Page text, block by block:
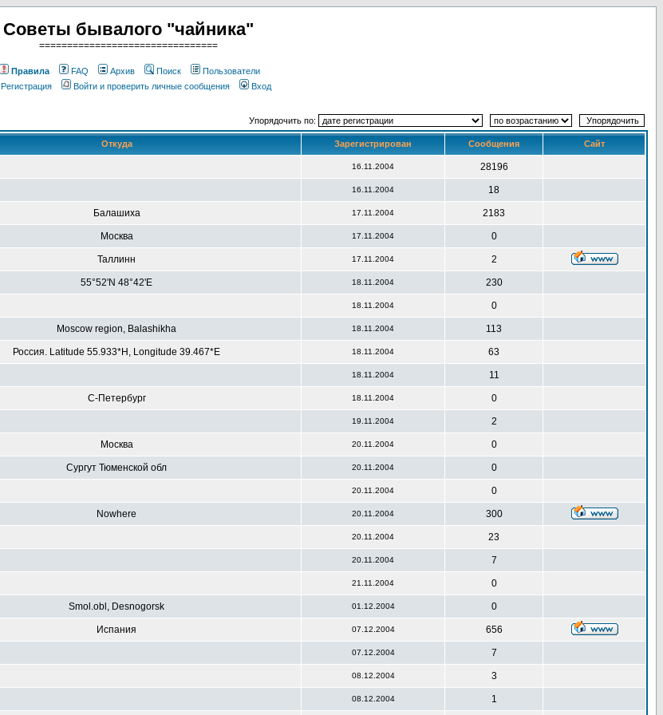
Советы бывалого "чайника"
================================
Правила FAQ Архив Поиск
Пользователи
Регистрация
Войти и проверить личные сообщения Вход
Упорядочить по:
Откуда Зарегистрирован Сообщения Сайт
16.11.2004 28196
16.11.2004 18
Балашиха 17.11.2004 2183
Москва 17.11.2004 0
Таллинн 17.11.2004 2
55°52'N 48°42'E 18.11.2004 230
18.11.2004 0
Moscow region, Balashikha 18.11.2004 113
Россия. Latitude 55.933*H, Longitude 39.467*E 18.11.2004 63
18.11.2004 11
С-Петербург 18.11.2004 0
19.11.2004 2
Москва 20.11.2004 0
Сургут Тюменской обл 20.11.2004 0
20.11.2004 0
Nowhere 20.11.2004 300
20.11.2004 23
20.11.2004 7
21.11.2004 0
Smol.obl, Desnogorsk 01.12.2004 0
Испания 07.12.2004 656
07.12.2004 7
08.12.2004 3
08.12.2004 1